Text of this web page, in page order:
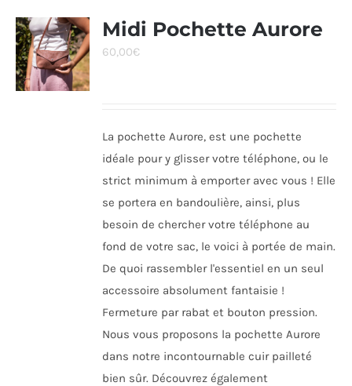
variations.
Les
choisies
du
produit
Midi Pochette Aurore
60,00€
La pochette Aurore, est une pochette
idéale pour y glisser votre téléphone, ou le
strict minimum à emporter avec vous ! Elle
se portera en bandoulière, ainsi, plus
besoin de chercher votre téléphone au
fond de votre sac, le voici à portée de main.
De quoi rassembler l'essentiel en un seul
accessoire absolument fantaisie !
Fermeture par rabat et bouton pression.
Nous vous proposons la pochette Aurore
dans notre incontournable cuir pailleté
bien sûr. Découvrez également